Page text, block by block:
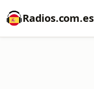
Radios.com.es